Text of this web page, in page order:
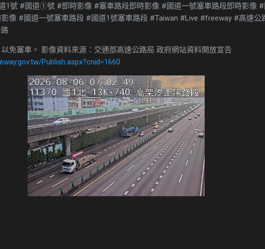
1號 #國道①號 #即時影像 #塞車路段即時影像 #國道一號塞車路段即時影像
像 #國道一號塞車路段 #國道1號塞車路段 #Taiwan #Live #freeway #高速公
免塞車。 影像資料來源：交通部高速公路局 政府網站資料開放宣告
Publish.aspx?cnid=1660